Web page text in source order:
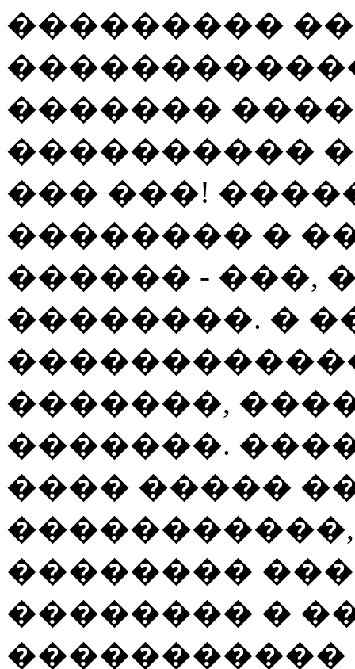
���������
�������
����������
��� ���!
�������� �
������ - ���,
��������. �
�������,
�������.
���� �����
��������
�������� �
�����������